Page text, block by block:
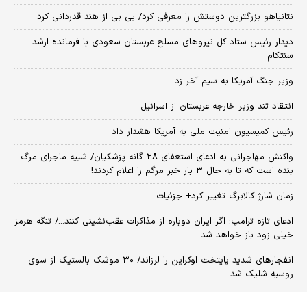
نتانیاهو بزرگترین دوستش را معرفی کرد/ بی بی از هند قدردانی کرد
دیدار رئیس ستاد کل نیروهای مسلح عربستان سعودی با فرمانده ارشد
سنتکام
وزیر جنگ آمریکا به سیم آخر زد
انتقاد تند وزیر خارجه عربستان از اسرائیل
رئیس کمیسیون امنیت ملی به آمریکا هشدار داد
واکنش مهاجرانی به ادعای استعفای ۲۸ گانه پزشکیان/ شبیه ماجرای مرگ
بنده است که تا به حال ۳ بار خبر مرگم را اعلام کردند!
زمان شارژ کالابرگ تغییر کرد+ جزئیات
ادعای تازه ترامپ: اگر ایران دوباره از مذاکرات عقب‌نشینی کنند.../ تنگه هرمز
خیلی زود باز خواهد شد
انفجارهای شدید پایتخت اوکراین را لرزاند/ ۳۰ موشک بالستیک از سوی
روسیه شلیک شد